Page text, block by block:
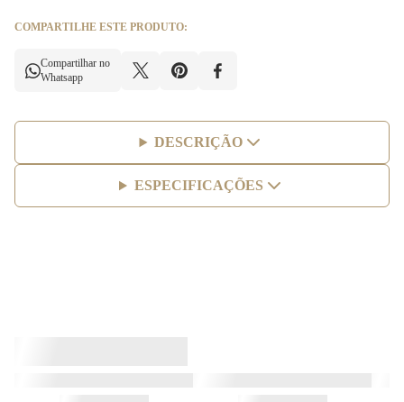
COMPARTILHE ESTE PRODUTO:
Compartilhar no
Whatsapp
DESCRIÇÃO
ESPECIFICAÇÕES